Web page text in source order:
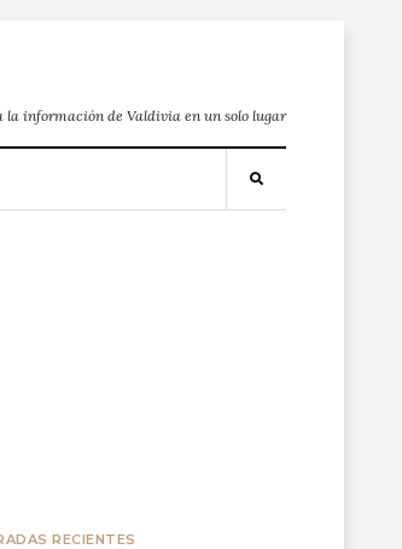
la información de Valdivia en un solo lugar
RECIENTES